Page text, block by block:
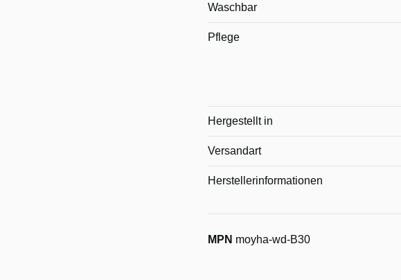
Waschbar
Pflege
Hergestellt in
Versandart
Herstellerinformationen
MPN moyha-wd-B30